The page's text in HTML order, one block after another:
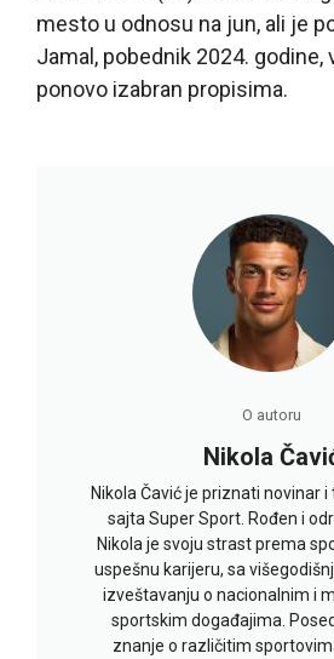
mesto u odnosu na jun, ali je
Jamal, pobednik 2024. godine,
ponovo izabran propisima.
O autoru
Nikola
Nikola Čavić je priznati novinar
sajta Super Sport. Rođen i
Nikola je svoju strast prema
uspešnu karijeru, sa
izveštavanju o nacionalnim i
sportskim događajima.
znanje o različitim